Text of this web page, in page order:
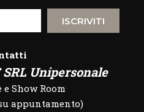
ISCRIVITI
Unipersonale
e Show Room
appuntamento)